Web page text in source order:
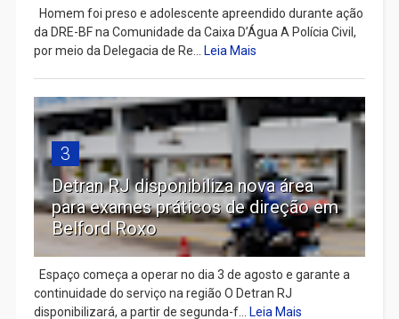
Homem foi preso e adolescente apreendido durante ação
da DRE-BF na Comunidade da Caixa D’Água A Polícia Civil,
por meio da Delegacia de Re...
Leia Mais
3
Detran RJ disponibiliza nova área
para exames práticos de direção em
Belford Roxo
Espaço começa a operar no dia 3 de agosto e garante a
continuidade do serviço na região O Detran RJ
disponibilizará, a partir de segunda-f...
Leia Mais